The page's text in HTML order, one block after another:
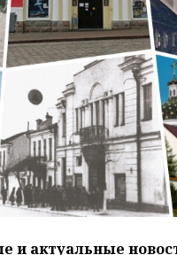
и актуальные